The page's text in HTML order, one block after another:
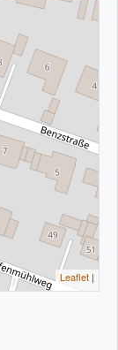
Leaflet |